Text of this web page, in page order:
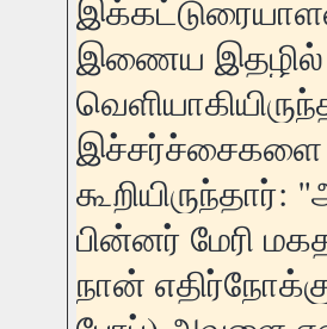
இணைய இதழில்
இச்சர்ச்சைகளை
பின்னர் மேரி
நான்